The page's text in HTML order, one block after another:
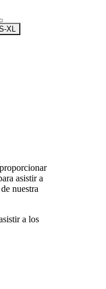
XL
asistir a
nuestra
a los